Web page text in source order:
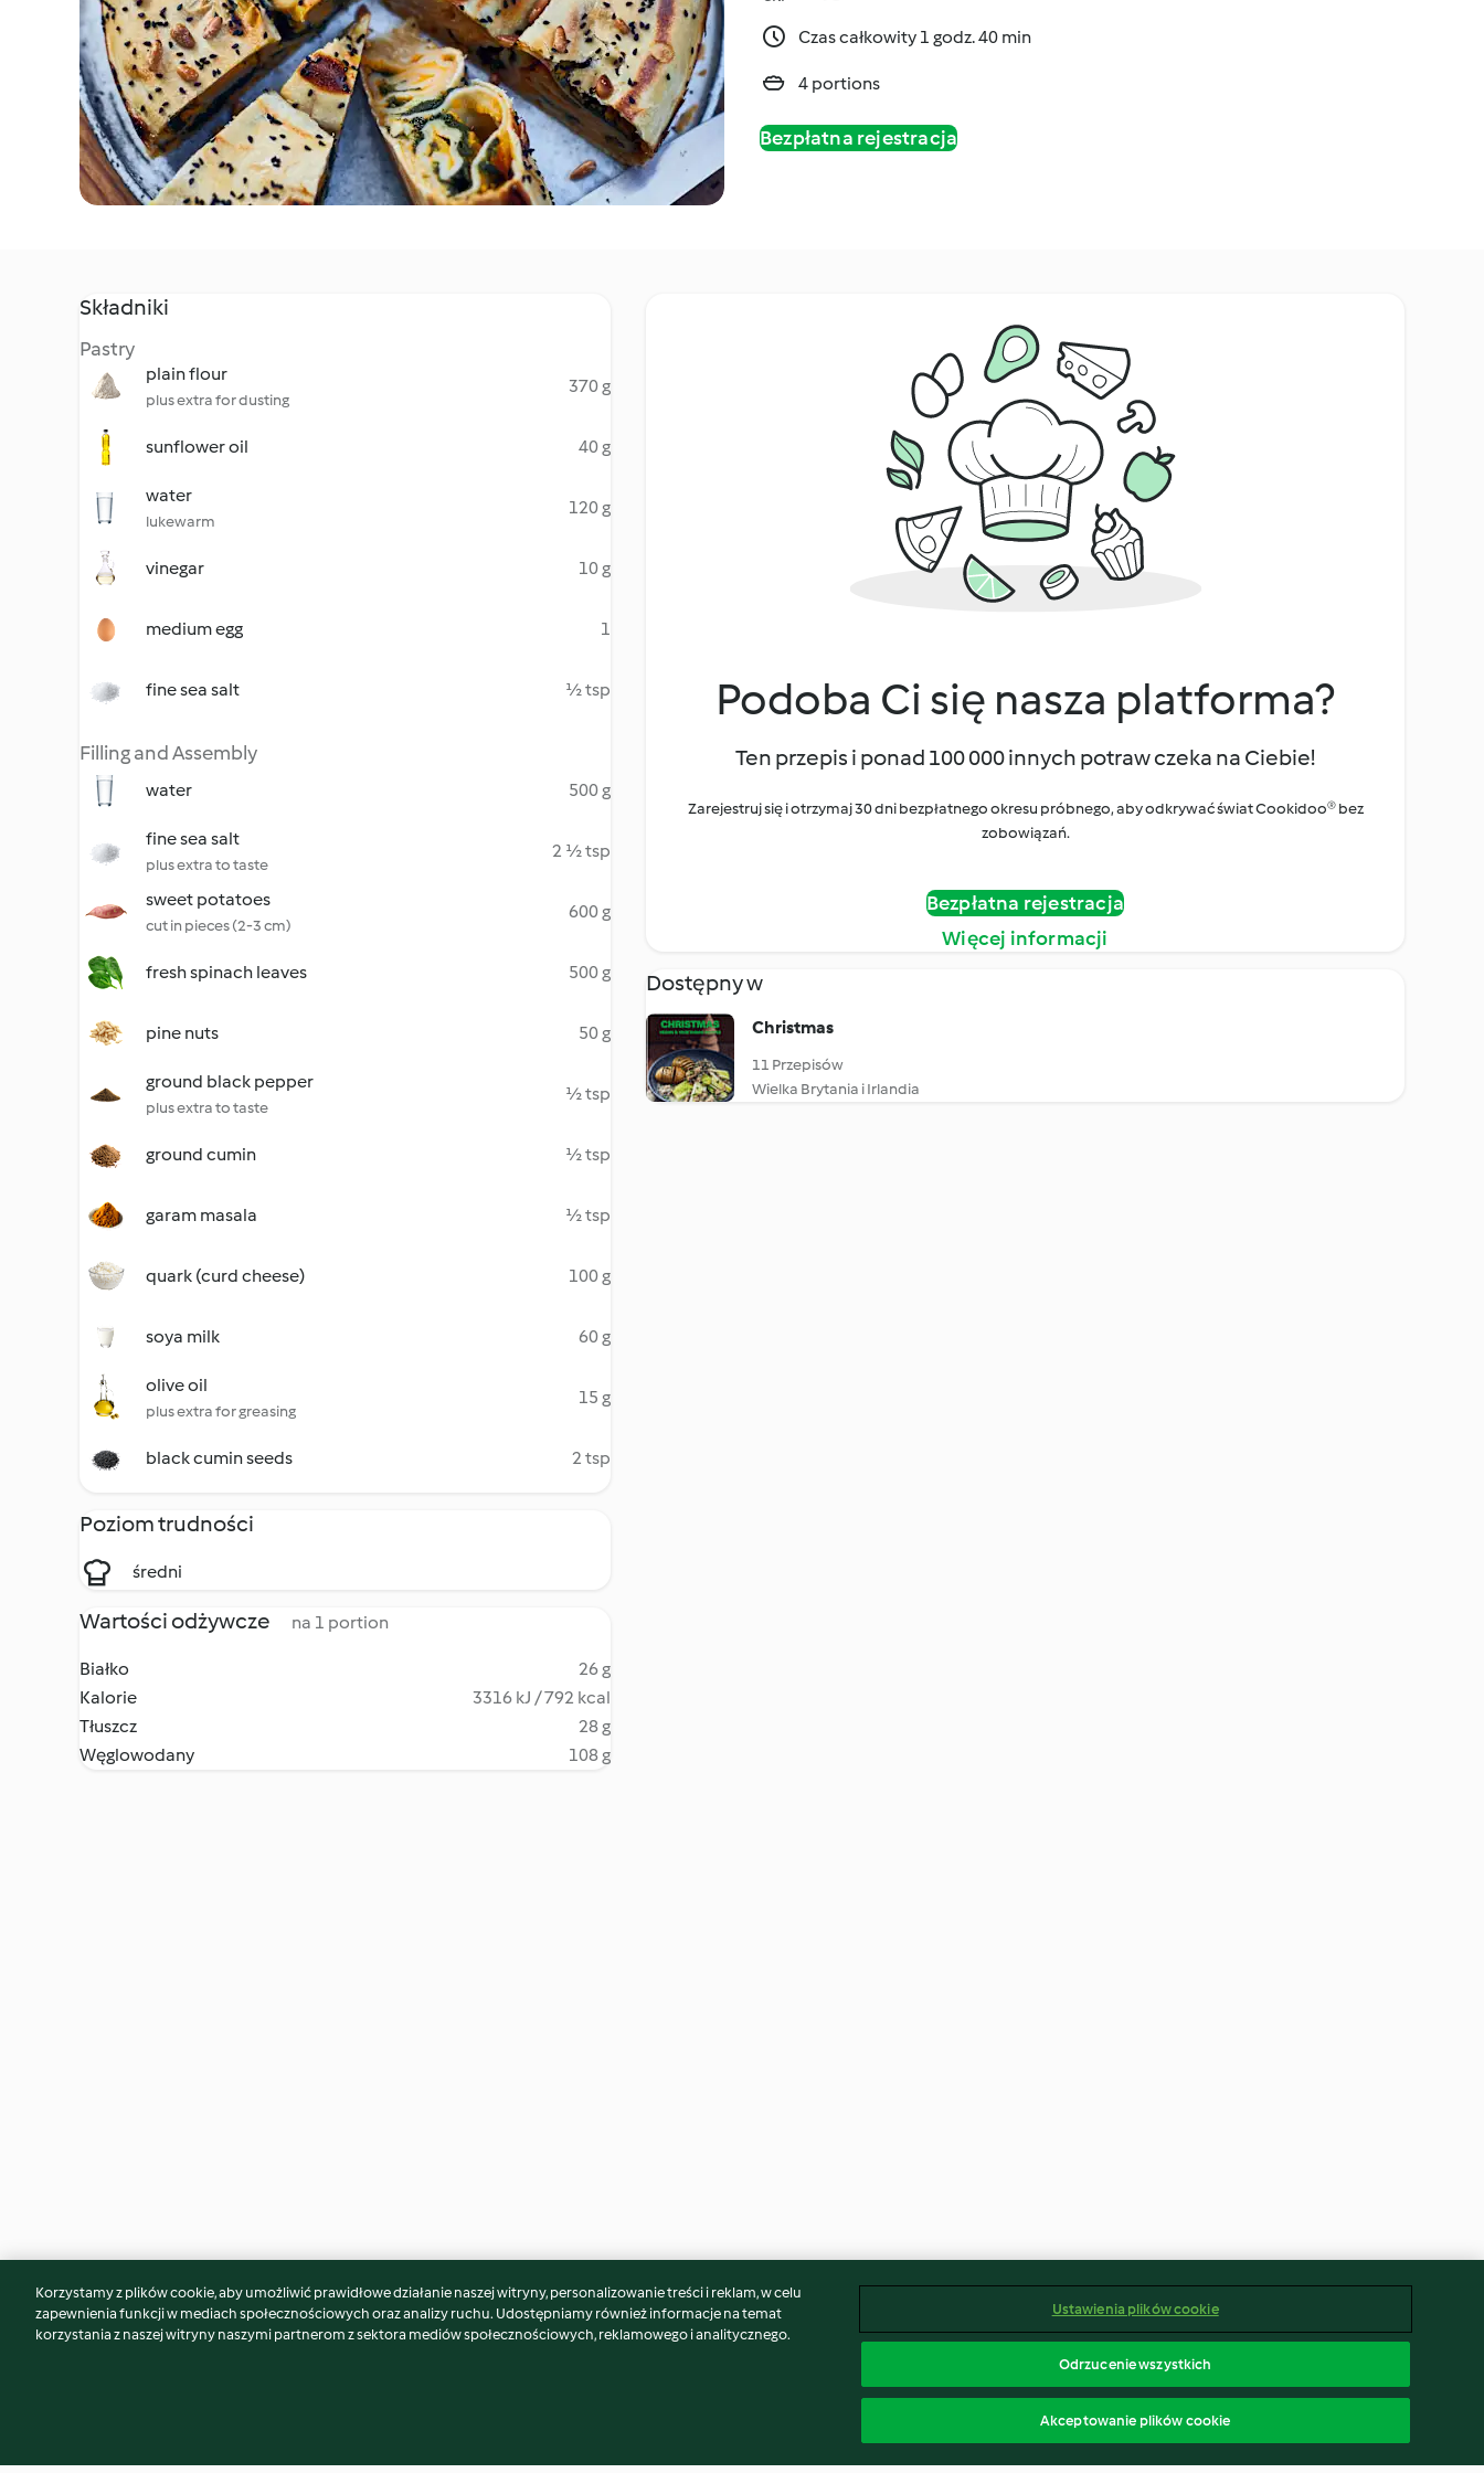
Czas całkowity 1 godz. 40 min
4 portions
Bezpłatna rejestracja
Składniki
Pastry
plain flour
plus extra for dusting
370 g
sunflower oil 40 g
water
lukewarm
120 g
vinegar 10 g
medium egg 1
fine sea salt ½ tsp
Filling and Assembly
water 500 g
fine sea salt
plus extra to taste
2 ½ tsp
sweet potatoes
cut in pieces (2-3 cm)
600 g
fresh spinach leaves 500 g
pine nuts 50 g
ground black pepper
plus extra to taste
½ tsp
ground cumin ½ tsp
garam masala ½ tsp
quark (curd cheese) 100 g
soya milk 60 g
olive oil
plus extra for greasing
15 g
black cumin seeds 2 tsp
Poziom trudności
średni
Wartości odżywcze na 1 portion
Białko
26 g
Kalorie
3316 kJ / 792 kcal
Tłuszcz
28 g
Węglowodany
108 g
Podoba Ci się nasza platforma?
Ten przepis i ponad 100 000 innych potraw czeka na Ciebie!
Zarejestruj się i otrzymaj 30 dni bezpłatnego okresu próbnego, aby odkrywać świat Cookidoo® bez
zobowiązań.
Bezpłatna rejestracja
Więcej informacji
Dostępny w
Christmas
11 Przepisów
Wielka Brytania i Irlandia
Może spodoba Ci się również...
Korzystamy z plików cookie, aby umożliwić prawidłowe działanie naszej witryny, personalizowanie treści i reklam, w celu
zapewnienia funkcji w mediach społecznościowych oraz analizy ruchu. Udostępniamy również informacje na temat
korzystania z naszej witryny naszymi partnerom z sektora mediów społecznościowych, reklamowego i analitycznego.
Ustawienia plików cookie
Odrzucenie wszystkich
Akceptowanie plików cookie